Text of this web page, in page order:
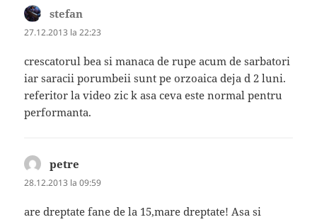
stefan
27.12.2013 la 22:23
crescatorul bea si manaca de rupe acum de sarbatori
iar saracii porumbeii sunt pe orzoaica deja d 2 luni.
referitor la video zic k asa ceva este normal pentru
performanta.
petre
28.12.2013 la 09:59
are dreptate fane de la 15,mare dreptate! Asa si